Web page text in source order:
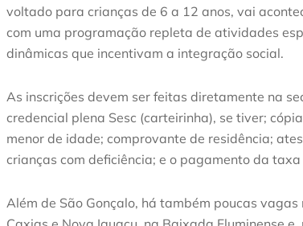
voltado para crianças de 6 a 12 anos, vai
com uma programação repleta de atividades
dinâmicas que incentivam a integração social.
As inscrições devem ser feitas diretamente na
credencial plena Sesc (carteirinha), se tiver;
menor de idade; comprovante de residência;
crianças com deficiência; e o pagamento da
Além de São Gonçalo, há também poucas